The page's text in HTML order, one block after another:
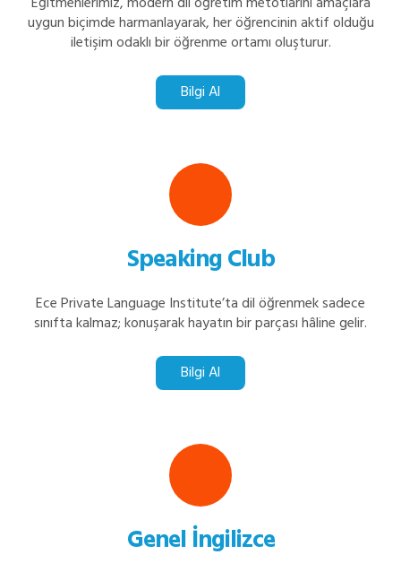
uygun biçimde harmanlayarak, her öğrencinin aktif olduğu
iletişim odaklı bir öğrenme ortamı oluşturur.
Bilgi Al
Speaking Club
Ece Private Language Institute’ta dil öğrenmek sadece
sınıfta kalmaz; konuşarak hayatın bir parçası hâline gelir.
Bilgi Al
Genel İngilizce